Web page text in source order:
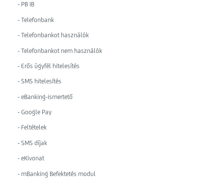
- PB IB
- Telefonbank
- Telefonbankot használók
- Telefonbankot nem használók
- Erős ügyfél hitelesítés
- SMS hitelesítés
- eBanking-ismertető
- Google Pay
- Feltételek
- SMS díjak
- eKivonat
- mBanking Befektetés modul